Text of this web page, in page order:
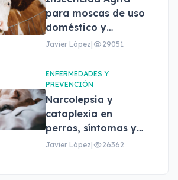
para moscas de uso
doméstico y
profesional
Javier López 29051
ENFERMEDADES Y
PREVENCIÓN
Narcolepsia y
cataplexia en
perros, síntomas y
tratamiento
Javier López 26362